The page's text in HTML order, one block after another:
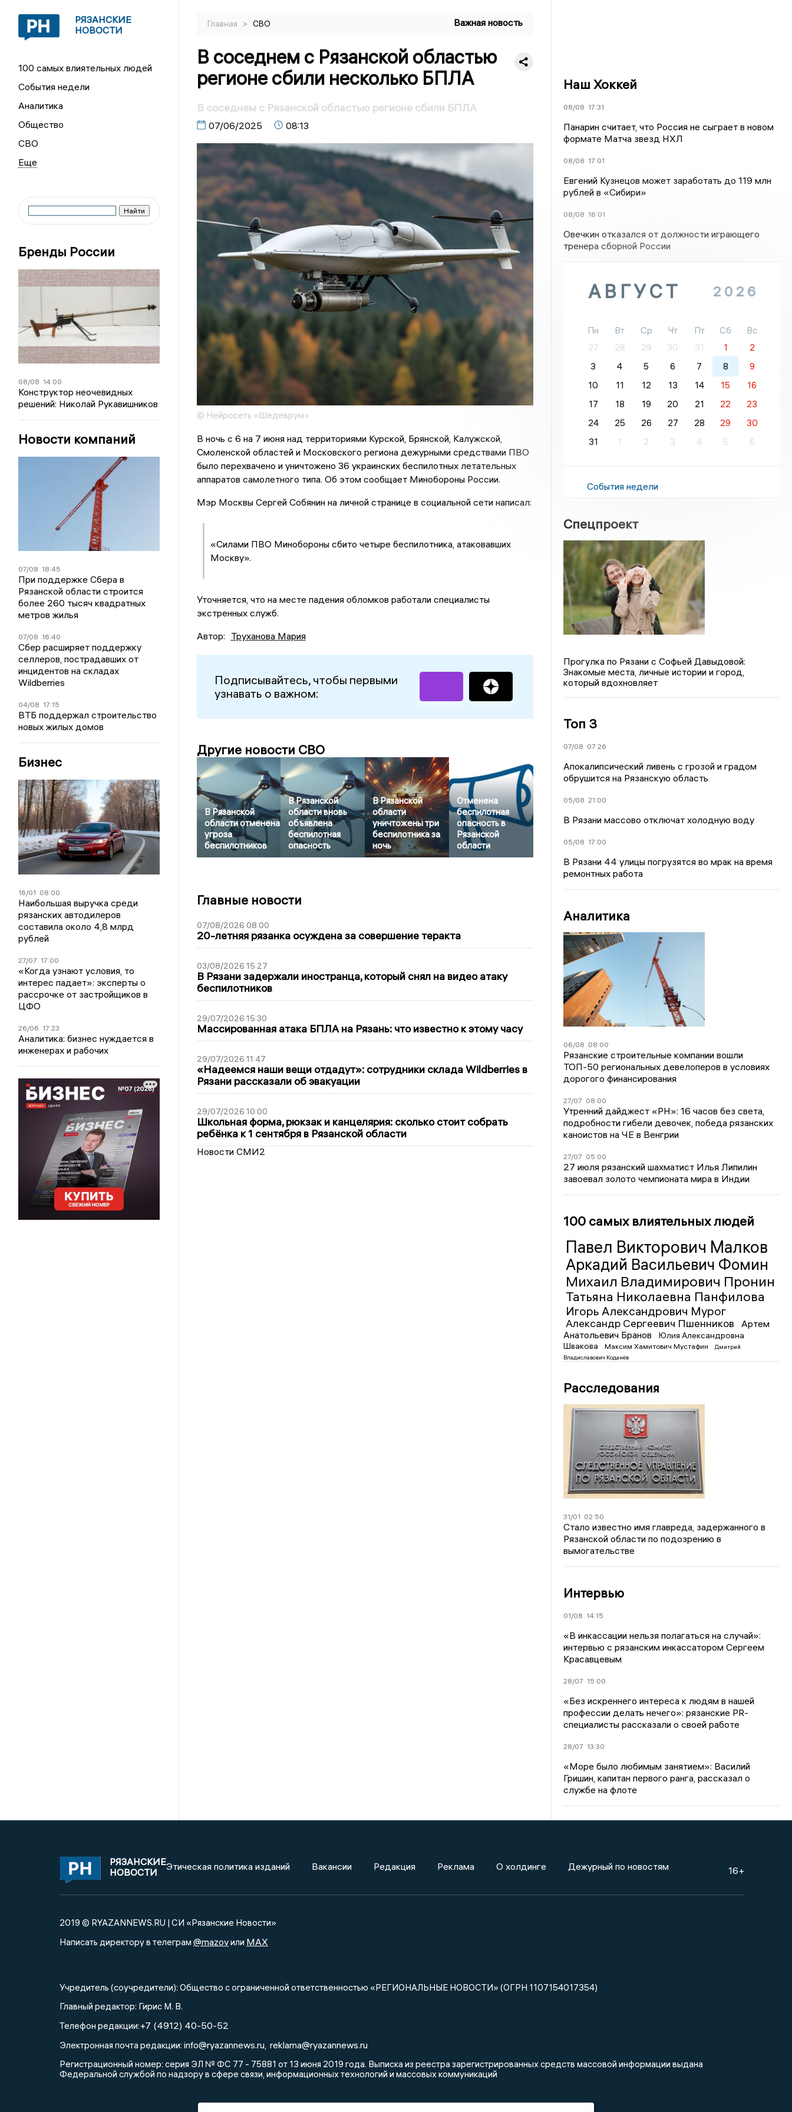
РЯЗАНСКИЕ
НОВОСТИ
100 самых влиятельных людей
События недели
Аналитика
Общество
СВО
Бренды России
08/08 14:00
Конструктор неочевидных
решений: Николай Рукавишников
Новости компаний
07/08 18:45
При поддержке Сбера в
Рязанской области строится
более 260 тысяч квадратных
метров жилья
07/08 16:40
Сбер расширяет поддержку
селлеров, пострадавших от
инцидентов на складах
Wildberries
04/08 17:15
ВТБ поддержал строительство
новых жилых домов
Бизнес
16/01 08:00
Наибольшая выручка среди
рязанских автодилеров
составила около 4,8 млрд
рублей
27/07 17:00
«Когда узнают условия, то
интерес падает»: эксперты о
рассрочке от застройщиков в
ЦФО
26/06 17:23
Аналитика: бизнес нуждается в
инженерах и рабочих
Главная > СВО Важная новость
В соседнем с Рязанской областью
регионе сбили несколько БПЛА
В соседнем с Рязанской областью регионе сбили БПЛА
07/06/2025 08:13
© Нейросеть «Шедеврум»
В ночь с 6 на 7 июня над территориями Курской, Брянской, Калужской,
Смоленской областей и Московского региона дежурными средствами ПВО
было перехвачено и уничтожено 36 украинских беспилотных летательных
аппаратов самолетного типа. Об этом сообщает Минобороны России.
Мэр Москвы Сергей Собянин на личной странице в социальной сети написал:
«Силами ПВО Минобороны сбито четыре беспилотника, атаковавших
Москву».
Уточняется, что на месте падения обломков работали специалисты
экстренных служб.
Автор: Труханова Мария
Подписывайтесь, чтобы первыми
узнавать о важном:
Другие новости СВО
В Рязанской
области отменена
угроза
беспилотников
В Рязанской
области вновь
объявлена
беспилотная
опасность
В Рязанской
области
уничтожены три
беспилотника за
ночь
Отменена
беспилотная
опасность в
Рязанской
области
Главные новости
07/08/2026 08:00
20-летняя рязанка осуждена за совершение теракта
03/08/2026 15:27
В Рязани задержали иностранца, который снял на видео атаку
беспилотников
29/07/2026 15:30
Массированная атака БПЛА на Рязань: что известно к этому часу
29/07/2026 11:47
«Надеемся наши вещи отдадут»: сотрудники склада Wildberries в
Рязани рассказали об эвакуации
29/07/2026 10:00
Школьная форма, рюкзак и канцелярия: сколько стоит собрать
ребёнка к 1 сентября в Рязанской области
Новости СМИ2
Наш Хоккей
08/08 17:31
Панарин считает, что Россия не сыграет в новом
формате Матча звезд НХЛ
08/08 17:01
Евгений Кузнецов может заработать до 119 млн
рублей в «Сибири»
08/08 16:01
Овечкин отказался от должности играющего
тренера сборной России
АВГУСТ 2026
Пн Вт Ср Чт Пт Сб
Вс
27
28 29 30 31 1
2
3
4 5 6 7 8
9
10
11 12 13 14 15
16
17
18 19 20 21 22
23
24
25 26 27 28 29
30
31
1 2 3 4 5 6
События недели
Спецпроект
Прогулка по Рязани с Софьей Давыдовой:
Знакомые места, личные истории и город,
который вдохновляет
Топ 3
07/08 07:26
Апокалипсический ливень с грозой и градом
обрушится на Рязанскую область
05/08 21:00
В Рязани массово отключат холодную воду
05/08 17:00
В Рязани 44 улицы погрузятся во мрак на время
ремонтных работа
Аналитика
06/08 08:00
Рязанские строительные компании вошли
ТОП-50 региональных девелоперов в условиях
дорогого финансирования
27/07 08:00
Утренний дайджест «РН»: 16 часов без света,
подробности гибели девочек, победа рязанских
каноистов на ЧЕ в Венгрии
27/07 05:00
27 июля рязанский шахматист Илья Липилин
завоевал золото чемпионата мира в Индии
100 самых влиятельных людей
Павел Викторович Малков
Аркадий Васильевич Фомин
Михаил Владимирович Пронин
Татьяна Николаевна Панфилова
Игорь Александрович Мурог
Александр Сергеевич Пшенников
Артем
Анатольевич Бранов
Юлия Александровна
Швакова
Максим Хамитович Мустафин
Дмитрий
Владиславович Коданёв
Расследования
31/01 02:50
Стало известно имя главреда, задержанного в
Рязанской области по подозрению в
вымогательстве
Интервью
01/08 14:15
«В инкассации нельзя полагаться на случай»:
интервью с рязанским инкассатором Сергеем
Красавцевым
28/07 15:00
«Без искреннего интереса к людям в нашей
профессии делать нечего»: рязанские PR-
специалисты рассказали о своей работе
28/07 13:30
«Море было любимым занятием»: Василий
Гришин, капитан первого ранга, рассказал о
службе на флоте
РЯЗАНСКИЕ
НОВОСТИ
Этическая политика изданий Вакансии Редакция Реклама О холдинге Дежурный по новостям 16+
2019 © RYAZANNEWS.RU | СИ «Рязанские Новости»
Написать директору в телеграм @mazovили MAX
Учредитель (соучредители): Общество с ограниченной ответственностью «РЕГИОНАЛЬНЫЕ НОВОСТИ» (ОГРН 1107154017354)
Главный редактор: Гирис М. В.
Телефон редакции:+7 (4912) 40-50-52
Электронная почта редакции: info@ryazannews.ru reklama@ryazannews.ru
Регистрационный номер: серия ЭЛ № ФС 77 - 75881 от 13 июня 2019 года. Выписка из реестра зарегистрированных средств массовой информации выдана
Федеральной службой по надзору в сфере связи, информационных технологий и массовых коммуникаций